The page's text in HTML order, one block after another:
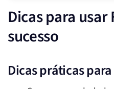
Dicas para
sucesso
Dicas práticas